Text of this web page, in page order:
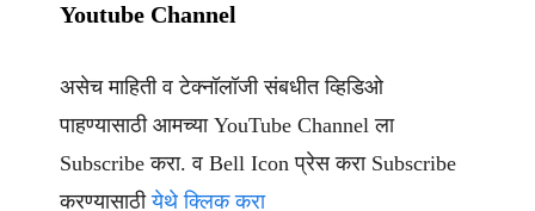
Youtube Channel
असेच माहिती व टेक्नॉलॉजी संबधीत व्हिडिओ
पाहण्यासाठी आमच्या YouTube Channel ला
Subscribe करा. व Bell Icon प्रेस करा Subscribe
करण्यासाठीयेथे क्लिक करा